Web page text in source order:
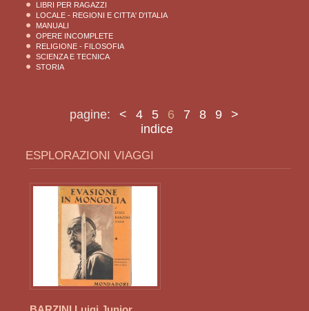
LIBRI PER RAGAZZI
LOCALE - REGIONI E CITTA' D'ITALIA
MANUALI
OPERE INCOMPLETE
RELIGIONE - FILOSOFIA
SCIENZA E TECNICA
STORIA
pagine: < 4 5 6 7 8 9
>
indice
ESPLORAZIONI VIAGGI